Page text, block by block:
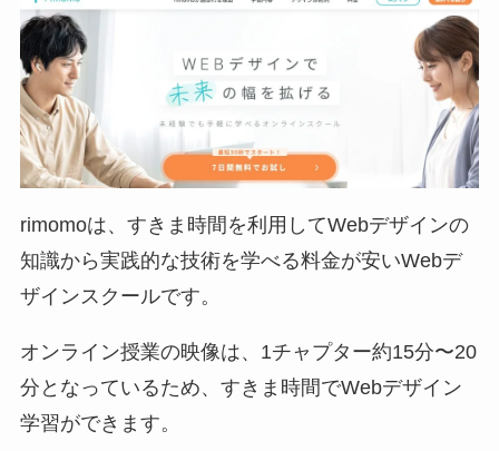
rimomoは、すきま時間を利用してWebデザインの
知識から実践的な技術を学べる料金が安いWebデ
ザインスクールです。
オンライン授業の映像は、1チャプター約15分〜20
分となっているため、すきま時間でWebデザイン
学習ができます。